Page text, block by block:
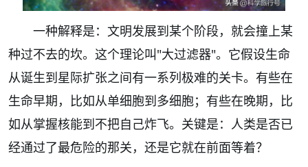
一种解释是：文明发展到某个阶段，就会撞上某
种过不去的坎。这个理论叫"大过滤器"。它假设生命
从诞生到星际扩张之间有一系列极难的关卡。有些在
生命早期，比如从单细胞到多细胞；有些在晚期，比
如从掌握核能到不把自己炸飞。关键是：人类是否已
经通过了最危险的那关，还是它就在前面等着？